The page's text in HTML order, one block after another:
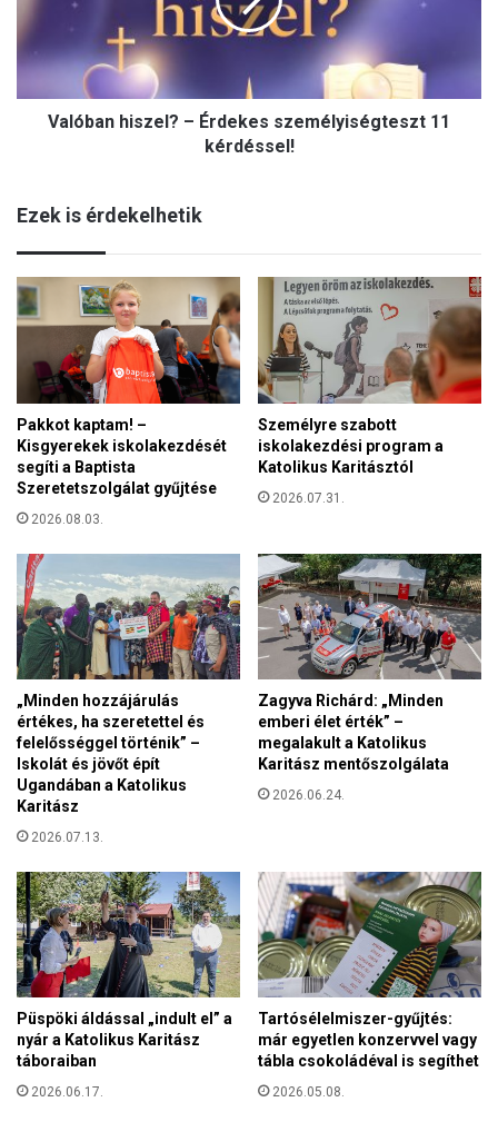
a
i
?
r
d
e
s
s
z
e
m
é
i
s
é
g
t
e
s
z
t
1
k
é
r
d
é
s
s
e
!
Valóban hiszel? – Érdekes személyiségteszt 11
kérdéssel!
Ezek is érdekelhetik
Pakkot kaptam! –
Kisgyerekek iskolakezdését
segíti a Baptista
Szeretetszolgálat gyűjtése
2026.08.03.
Személyre szabott
iskolakezdési program a
Katolikus Karitásztól
2026.07.31.
„Minden hozzájárulás
értékes, ha szeretettel és
felelősséggel történik” –
Iskolát és jövőt épít
Ugandában a Katolikus
Karitász
2026.07.13.
Zagyva Richárd: „Minden
emberi élet érték” –
megalakult a Katolikus
Karitász mentőszolgálata
2026.06.24.
Püspöki áldással „indult el” a
nyár a Katolikus Karitász
táboraiban
2026.06.17.
Tartósélelmiszer-gyűjtés:
már egyetlen konzervvel vagy
tábla csokoládéval is segíthet
2026.05.08.